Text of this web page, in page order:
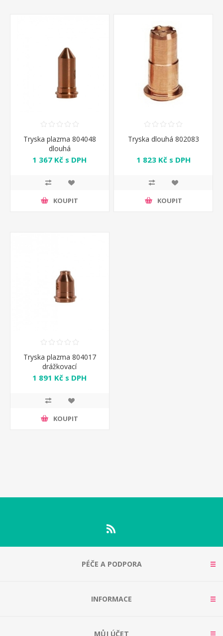
Tryska plazma 804048
dlouhá
1 367 Kč s DPH
KOUPIT
Tryska dlouhá 802083
1 823 Kč s DPH
KOUPIT
Tryska plazma 804017
drážkovací
1 891 Kč s DPH
KOUPIT
PÉČE A PODPORA
INFORMACE
MŮJ ÚČET